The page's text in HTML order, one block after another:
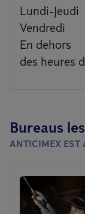
Lundi-Jeudi
Vendredi
En dehors
des heures
Bureaus
ANTICIMEX EST